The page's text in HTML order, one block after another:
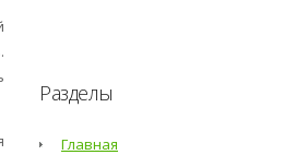
Разделы
Главная